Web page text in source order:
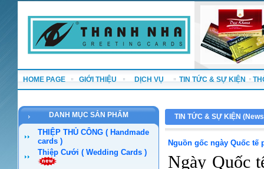
HOME PAGE GIỚI THIỆU DỊCH VỤ TIN TỨC & SỰ KIỆN
DANH MỤC SẢN PHẨM
THIỆP THỦ CÔNG ( Handmade
cards )
Thiệp Cưới ( Wedding Cards )
TIN TỨC & SỰ KIỆN (
Nguồn gốc ngày Quốc tế
Ngày Quốc